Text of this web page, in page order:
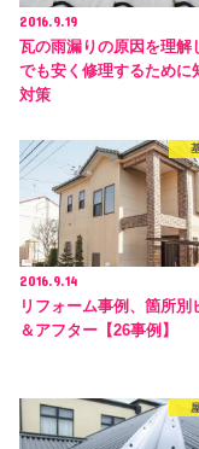
2016.9.19
瓦の雨漏りの原因を理解
でも安く修理するために
対策
2016.9.14
リフォーム事例、箇所別
＆アフター【26事例】